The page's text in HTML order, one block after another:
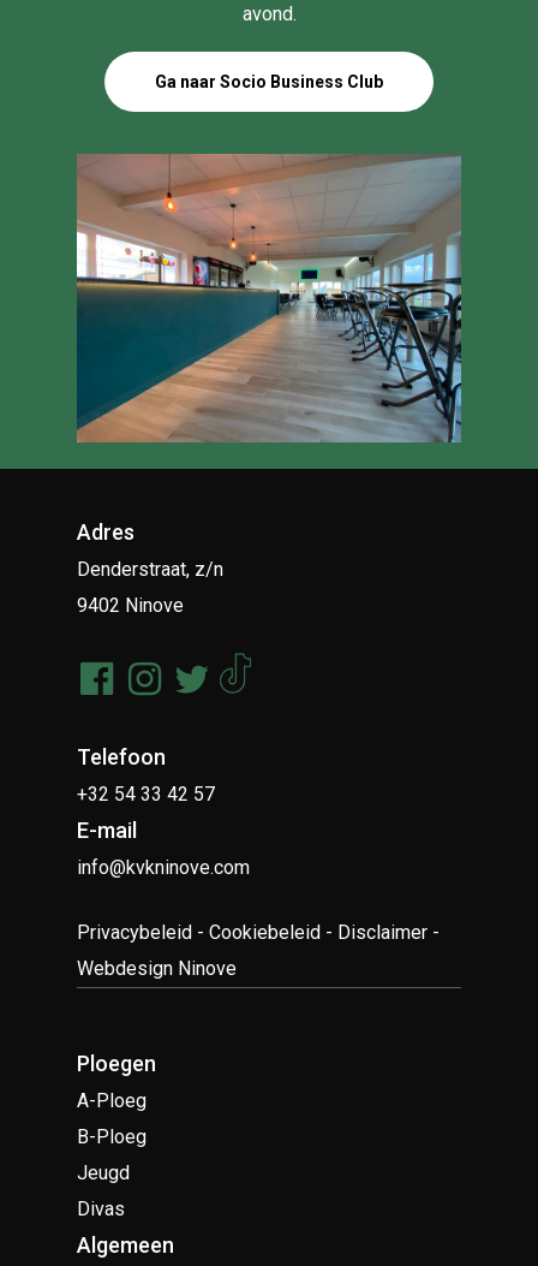
avond.
Ga naar Socio Business Club
Adres
Denderstraat, z/n
9402 Ninove
Telefoon
+32 54 33 42 57
E-mail
info@kvkninove.com
Privacybeleid -Cookiebeleid - Disclaimer -
Webdesign Ninove
Ploegen
A-Ploeg
B-Ploeg
Jeugd
Divas
Algemeen